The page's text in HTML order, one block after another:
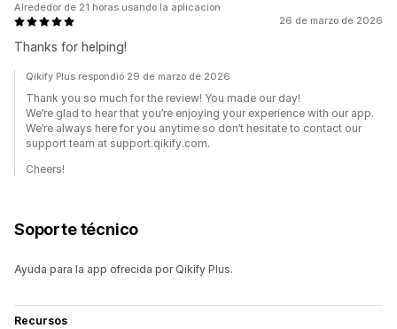
26 de marzo de 2026
Thanks for helping!
Alrededor de 21 horas usando la aplicación
Qikify Plus respondió 29 de marzo de 2026
Thank you so much for the review! You made our day!
We’re glad to hear that you’re enjoying your experience with our app.
We’re always here for you anytime so don’t hesitate to contact our
support team at support.qikify.com.
Cheers!
Soporte técnico
Ayuda para la app ofrecida por Qikify Plus.
Recursos